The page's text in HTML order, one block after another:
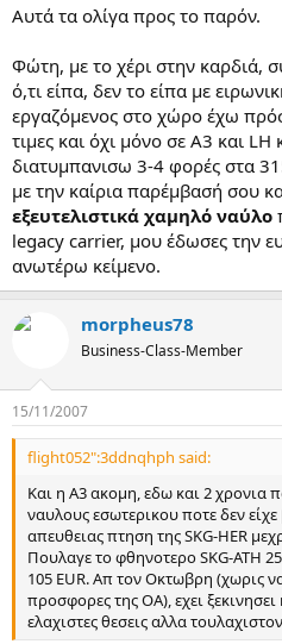
Αυτά τα ολίγα προς το παρόν.
Φώτη, με το χέρι στην καρδιά,
ό,τι είπα, δεν το είπα με
εργαζόμενος στο χώρο έχω
τιμες και όχι μόνο σε Α3 και
διατυμπανισω 3-4 φορές στα
με την καίρια παρέμβασή σου
εξευτελιστικά χαμηλό ναύλο
legacy carrier, μου έδωσες την
ανωτέρω κείμενο.
morpheus78
Business-Class-Member
15/11/2007
flight052":3ddnqhph said:
Και η A3 ακομη, εδω και 2 χρονια
ναυλους εσωτερικου ποτε δεν
απευθειας πτηση της SKG-HER
Πουλαγε το φθηνοτερο SKG-ATH
105 EUR. Απ τον Οκτωβρη (χωρις να
προσφορες της ΟΑ), εχει ξεκινησει
ελαχιστες θεσεις αλλα